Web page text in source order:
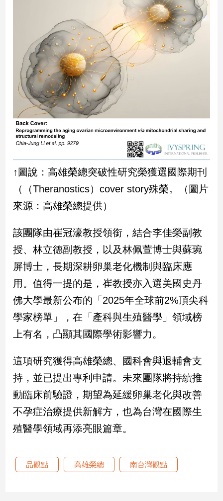
計
旅
遊/
食
星
座/
理
消
費
健
康/
子/
情
藝
術
／
文
／
電
影
薦
科
遊
戲
運
動
物
Pet
↑圖說：高雄榮總突破性研究榮獲選國際期刊
（（Theranostics）cover story殊榮。（圖片
來源：高雄榮總提供）
該團隊由崔冠濠教授領銜，結合李佳榮副教
授、林立德副教授，以及林佩萱博士與蘇琬
屏博士，長期深耕卵巢老化機制與臨床應
用。值得一提的是，崔教授亦入選美國史丹
佛大學最新公布的「2025年全球前2%頂尖科
學家榜單」，在「產科與生殖醫學」領域榜
上有名，凸顯其國際學術影響力。
這項研究獲得高雄榮總、國科會與退輔會支
持，並已提出專利申請。未來團隊將持續推
動臨床前驗證，期望為延緩卵巢老化與改善
不孕症治療提供新解方，也為台灣在國際生
殖醫學領域再添亮眼篇章。
品觀點 高雄榮總 南台灣觀點